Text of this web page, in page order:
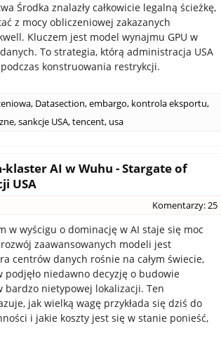
Środka znalazły całkowicie legalną ścieżkę,
z mocy obliczeniowej zakazanych
Kluczem jest model wynajmu GPU w
To strategia, którą administracja USA
konstruowania restrykcji.
, Datasection,embargo, kontrola eksportu,
,sankcje USA,tencent, usa
AI w Wuhu - Stargate of
USA
Komentarzy: 25
w wyścigu o dominację w AI staje się moc
zaawansowanych modeli jest
centrów danych rośnie na całym świecie,
niedawno decyzję o budowie
bardzo nietypowej lokalizacji. Ten
jak wielką wagę przykłada się dziś do
i jakie koszty jest się w stanie ponieść,